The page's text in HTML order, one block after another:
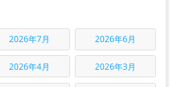
2026年7月 2026年6月
2026年4月 2026年3月